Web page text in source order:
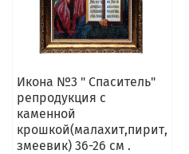
Икона №3 " Спаситель"
репродукция с
каменной
крошкой(малахит,пирит,
змеевик) 36-26 см .